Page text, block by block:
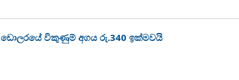
ඩොලරයේ විකුණුම් අගය රු.340 ඉක්මවයි